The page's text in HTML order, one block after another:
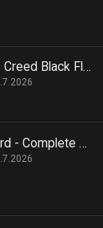
Assassin's Creed Black Flag Resynced marssittaa epäilijät lankulta
Willow Guard - Complete Edition on hack 'n' slash -retki eläinten valtakuntaan